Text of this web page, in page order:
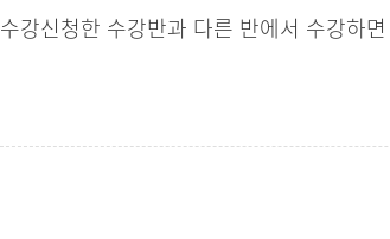
수강신청한 수강반과 다른 반에서 수강하